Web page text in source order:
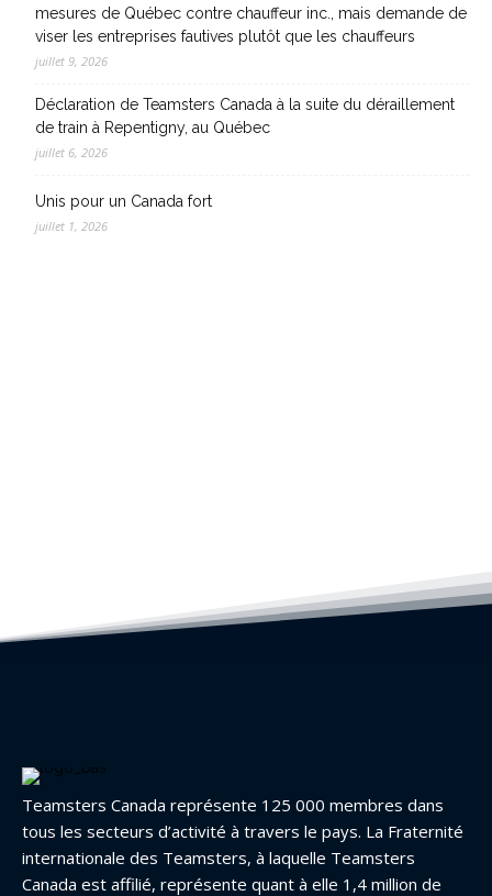
mesures de Québec contre chauffeur inc., mais demande de
viser les entreprises fautives plutôt que les chauffeurs
juillet 9, 2026
Déclaration de Teamsters Canada à la suite du déraillement
de train à Repentigny, au Québec
juillet 6, 2026
Unis pour un Canada fort
juillet 1, 2026
Teamsters Canada représente 125 000 membres dans
tous les secteurs d’activité à travers le pays. La Fraternité
internationale des Teamsters, à laquelle Teamsters
Canada est affilié, représente quant à elle 1,4 million de